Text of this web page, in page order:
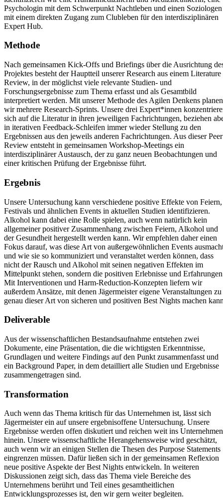
Psychologin mit dem Schwerpunkt Nachtleben und einen Soziologen
mit einem direkten Zugang zum Clubleben für den interdisziplinären
Expert Hub.
Methode
Nach gemeinsamen Kick-Offs und Briefings über die Ausrichtung
Projektes besteht der Hauptteil unserer Research aus einem Literature
Review, in der möglichst viele relevante Studien- und
Forschungsergebnisse zum Thema erfasst und als Gesamtbild
interpretiert werden. Mit unserer Methode des Agilen Denkens planen
wir mehrere Research-Sprints. Unsere drei Expert*innen
sich auf die Literatur in ihren jeweiligen Fachrichtungen, beziehen
in iterativen Feedback-Schleifen immer wieder Stellung zu den
Ergebnissen aus den jeweils anderen Fachrichtungen. Aus dieser Peer
Review entsteht in gemeinsamen Workshop-Meetings ein
interdisziplinärer Austausch, der zu ganz neuen Beobachtungen und
einer kritischen Prüfung der Ergebnisse führt.
Ergebnis
Unsere Untersuchung kann verschiedene positive Effekte von Feiern,
Festivals und ähnlichen Events in aktuellen Studien identifizieren.
Alkohol kann dabei eine Rolle spielen, auch wenn natürlich kein
allgemeiner positiver Zusammenhang zwischen Feiern, Alkohol und
der Gesundheit hergestellt werden kann. Wir empfehlen daher einen
Fokus darauf, was diese Art von außergewöhnlichen Events
und wie sie so kommuniziert und veranstaltet werden können, dass
nicht der Rausch und Alkohol mit seinen negativen Effekten im
Mittelpunkt stehen, sondern die positiven Erlebnisse und
Mit Interventionen und Harm-Reduction-Konzepten liefern wir
außerdem Ansätze, mit denen Jägermeister eigene Veranstaltungen zu
genau dieser Art von sicheren und positiven Best Nights machen
Deliverable
Aus der wissenschaftlichen Bestandsaufnahme entstehen zwei
Dokumente, eine Präsentation, die die wichtigsten Erkenntnisse,
Grundlagen und weitere Findings auf den Punkt zusammenfasst und
ein Background Paper, in dem detailliert alle Studien und Ergebnisse
zusammengetragen sind.
Transformation
Auch wenn das Thema kritisch für das Unternehmen ist, lässt sich
Jägermeister ein auf unsere ergebnisoffene Untersuchung. Unsere
Ergebnisse werden offen diskutiert und reichen weit ins Unternehmen
hinein. Unsere wissenschaftliche Herangehensweise wird geschätzt,
auch wenn wir an einigen Stellen die Thesen des Purpose Statements
eingrenzen müssen. Dafür ließen sich in der gemeinsamen Reflexion
neue positive Aspekte der Best Nights entwickeln. In weiteren
Diskussionen zeigt sich, dass das Thema viele Bereiche des
Unternehmens berührt und Teil eines gesamtheitlichen
Entwicklungsprozesses ist, den wir gern weiter begleiten.